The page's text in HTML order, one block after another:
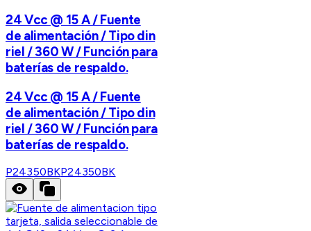
24 Vcc @ 15 A / Fuente
de alimentación / Tipo din
riel / 360 W / Función para
baterías de respaldo.
24 Vcc @ 15 A / Fuente
de alimentación / Tipo din
riel / 360 W / Función para
baterías de respaldo.
P24350BKP24350BK